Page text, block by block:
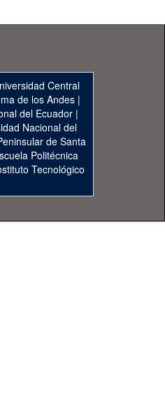
Central
de los Andes|
del Ecuador|
Nacional del
de Santa
Politécnica
Tecnológico